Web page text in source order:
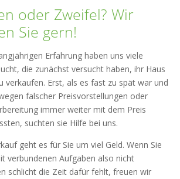
oder Zweifel? Wir
Sie gern!
Erfahrung haben uns viele
die zunächst versucht haben, ihr Haus
verkaufen. Erst, als es fast zu spät war und
falscher Preisvorstellungen oder
immer weiter mit dem Preis
suchten sie Hilfe bei uns.
geht es für Sie um viel Geld. Wenn Sie
verbundenen Aufgaben also nicht
schlicht die Zeit dafür fehlt, freuen wir